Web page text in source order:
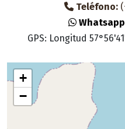
Teléfono:
GPS: Longitud